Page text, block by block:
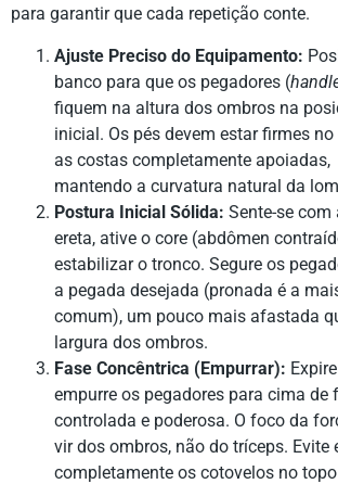
para garantir que cada repetição conte.
Ajuste Preciso do Equipamento:
banco para que os pegadores (
fiquem na altura dos ombros na
inicial. Os pés devem estar firmes no
as costas completamente apoiadas,
mantendo a curvatura natural da
Postura Inicial Sólida: Sente-se com
ereta, ative o core (abdômen
estabilizar o tronco. Segure os
a pegada desejada (pronada é a
comum), um pouco mais afastada
largura dos ombros.
Fase Concêntrica (Empurrar):
empurre os pegadores para cima de
controlada e poderosa. O foco da
vir dos ombros, não do tríceps. Evite
completamente os cotovelos no